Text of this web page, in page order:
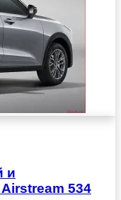
и
534